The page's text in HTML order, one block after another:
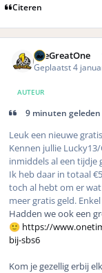
Citeren
TheGreatOne
Geplaatst4
AUTEUR
9 minuten
Leuk een nieuwe
Kennen jullie
inmiddels al een tijdje
Ik heb daar in totaal
toch al hebt om er
meer gratis geld.
Hadden we ook een
🙂 https://
bij-sbs6
Kom je gezellig erbij